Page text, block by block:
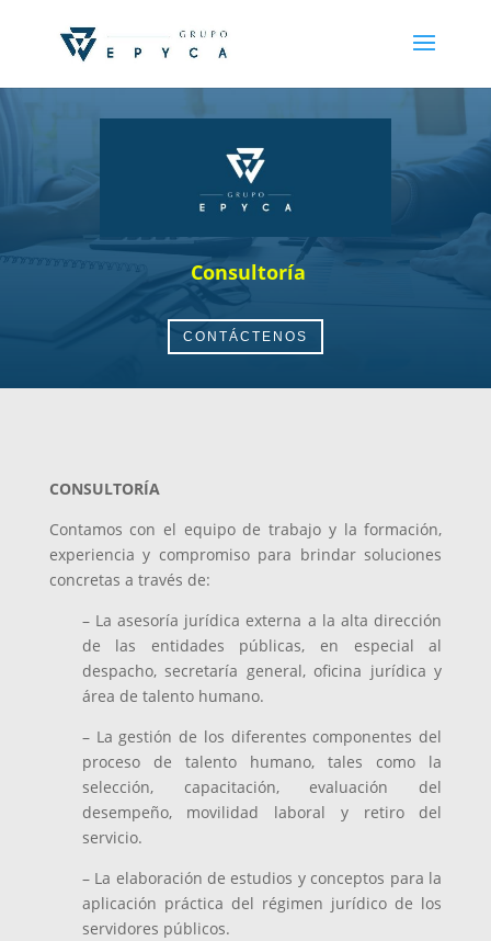
Consultoría
CONTÁCTENOS
CONSULTORÍA
Contamos con el equipo de trabajo y la formación,
experiencia y compromiso para brindar soluciones
concretas a través de:
– La asesoría jurídica externa a la alta dirección
de las entidades públicas, en especial al
despacho, secretaría general, oficina jurídica y
área de talento humano.
– La gestión de los diferentes componentes del
proceso de talento humano, tales como la
selección, capacitación, evaluación del
desempeño, movilidad laboral y retiro del
servicio.
– La elaboración de estudios y conceptos para la
aplicación práctica del régimen jurídico de los
servidores públicos.